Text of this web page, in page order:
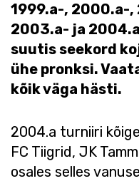
1999.a-, 2000.a-,
2003.a- ja
suutis seekord
ühe pronksi.
kõik väga hästi.
2004.a turniiri
FC Tiigrid, JK
osales selles